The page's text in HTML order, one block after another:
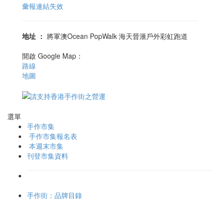
彙報連結失效
地址 ： 將軍澳Ocean PopWalk 海天晉滙戶外彩虹跑道
開啟 Google Map：
路線
地圖
選單
手作市集
手作市集報名表
本週末市集
刊登市集資料
手作街：品牌目錄